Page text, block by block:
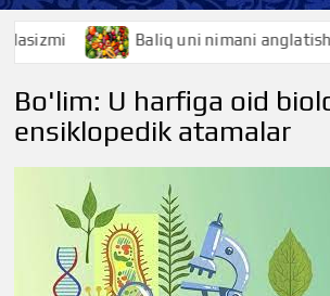
Baliq uni nimani anglatishini
Bo'lim: U harfiga oid
ensiklopedik atamalar